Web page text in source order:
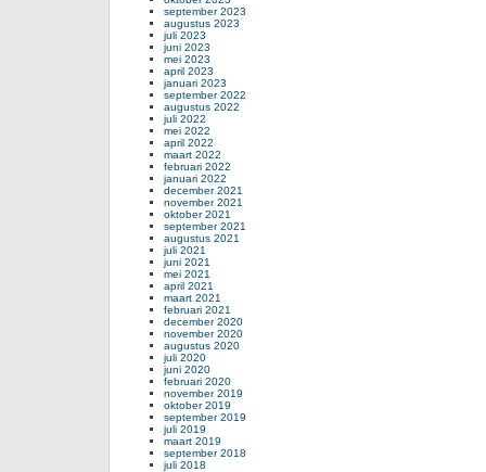
september 2023
augustus 2023
juli 2023
juni 2023
mei 2023
april 2023
januari 2023
september 2022
augustus 2022
juli 2022
mei 2022
april 2022
maart 2022
februari 2022
januari 2022
december 2021
november 2021
oktober 2021
september 2021
augustus 2021
juli 2021
juni 2021
mei 2021
april 2021
maart 2021
februari 2021
december 2020
november 2020
augustus 2020
juli 2020
juni 2020
februari 2020
november 2019
oktober 2019
september 2019
juli 2019
maart 2019
september 2018
juli 2018